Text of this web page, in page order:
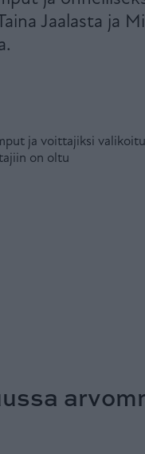
Jaalasta ja
ja voittajiksi
on oltu